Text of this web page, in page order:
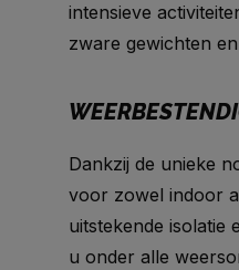
intensieve
zware gewichten
Dankzij de unieke
voor zowel indoor
uitstekende isolatie
u onder alle